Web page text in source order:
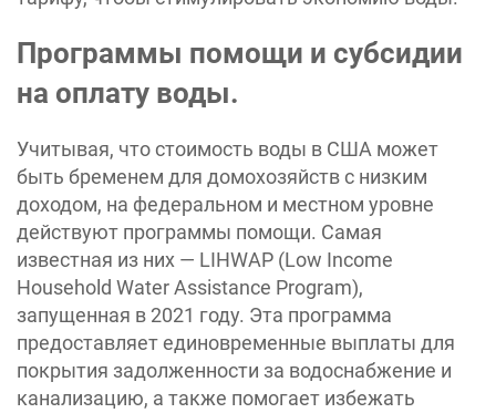
Программы помощи и субсидии
на оплату воды.
Учитывая, что стоимость воды в США может
быть бременем для домохозяйств с низким
доходом, на федеральном и местном уровне
действуют программы помощи. Самая
известная из них — LIHWAP (Low Income
Household Water Assistance Program),
запущенная в 2021 году. Эта программа
предоставляет единовременные выплаты для
покрытия задолженности за водоснабжение и
канализацию, а также помогает избежать